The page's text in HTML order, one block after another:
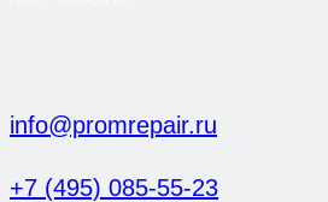
info@promrepair.ru
+7 (495) 085-55-23